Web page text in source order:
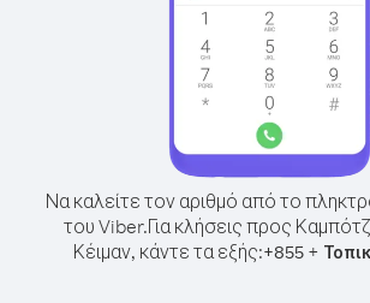
Να καλείτε τον αριθμό από το
του Viber.Για κλήσεις προς
Κέιμαν, κάντε τα εξής:+855+